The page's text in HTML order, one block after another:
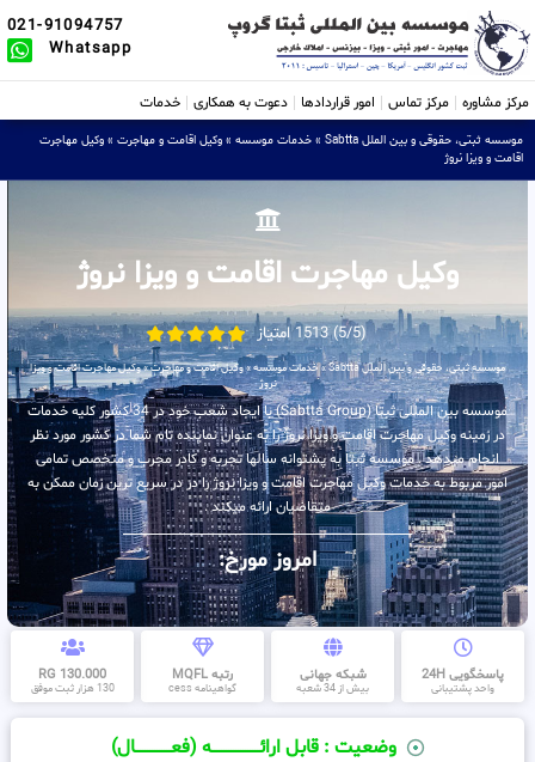
021-91094757
Whatsapp
مرکز مشاوره مرکز تماس امور قراردادها دعوت به همکاری خدمات
موسسه ثبتی، حقوقی و بین الملل Sabtta » خدمات موسسه » وکیل اقامت و مهاجرت » وکیل مهاجرت
اقامت و ویزا نروژ
وکیل مهاجرت اقامت و ویزا نروژ
(5/5) 1513 امتیاز
موسسه ثبتی، حقوقی و بین الملل Sabtta »خدمات موسسه»وکیل اقامت و مهاجرت»وکیل مهاجرت اقامت و ویزا
نروژ
موسسه بین المللی ثبتا (Sabtta Group) با ایجاد شعب خود در 34 کشور کلیه خدمات
در زمینه وکیل مهاجرت اقامت و ویزا نروژ را به عنوان نماینده تام شما در کشور مورد نظر
انجام میدهد . موسسه ثبتا به پشتوانه سالها تجربه و کادر مجرب و متخصص تمامی
امور مربوط به خدمات وکیل مهاجرت اقامت و ویزا نروژ را در در سریع ترین زمان ممکن به
متقاضیان ارائه میکند .
امروز مورخ:
پاسخگویی 24H
واحد پشتیبانی
شبکه جهانی
بیش از 34 شعبه
رتبه MQFL
گواهینامه cess
130.000 RG
130 هزار ثبت موفق
وضعیت : قابل ارائــــــــــــــــــــه (فعـــــــــــــــال)